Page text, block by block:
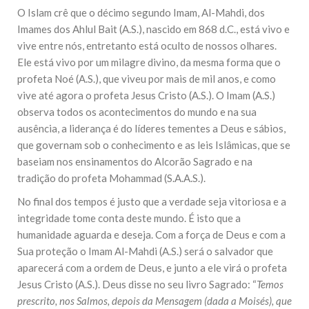
O Islam crê que o décimo segundo Imam, Al-Mahdi, dos
Imames dos Ahlul Bait (A.S.), nascido em 868 d.C., está vivo e
vive entre nós, entretanto está oculto de nossos olhares.
Ele está vivo por um milagre divino, da mesma forma que o
profeta Noé (A.S.), que viveu por mais de mil anos, e como
vive até agora o profeta Jesus Cristo (A.S.). O Imam (A.S.)
observa todos os acontecimentos do mundo e na sua
ausência, a liderança é do líderes tementes a Deus e sábios,
que governam sob o conhecimento e as leis Islâmicas, que se
baseiam nos ensinamentos do Alcorão Sagrado e na
tradição do profeta Mohammad (S.A.A.S.).
No final dos tempos é justo que a verdade seja vitoriosa e a
integridade tome conta deste mundo. É isto que a
humanidade aguarda e deseja. Com a força de Deus e com a
Sua proteção o Imam Al-Mahdi (A.S.) será o salvador que
aparecerá com a ordem de Deus, e junto a ele virá o profeta
Jesus Cristo (A.S.). Deus disse no seu livro Sagrado: “Temos
prescrito, nos Salmos, depois da Mensagem (dada a Moisés), que